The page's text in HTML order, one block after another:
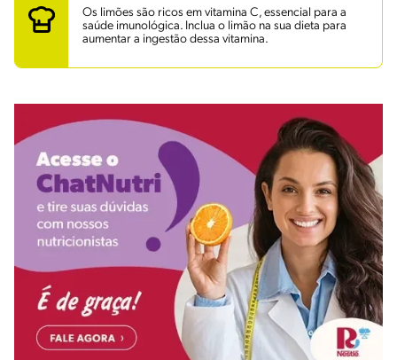
Os limões são ricos em vitamina C, essencial para a
saúde imunológica. Inclua o limão na sua dieta para
aumentar a ingestão dessa vitamina.